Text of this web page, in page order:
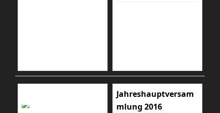
Jahreshauptversam
mlung 2016